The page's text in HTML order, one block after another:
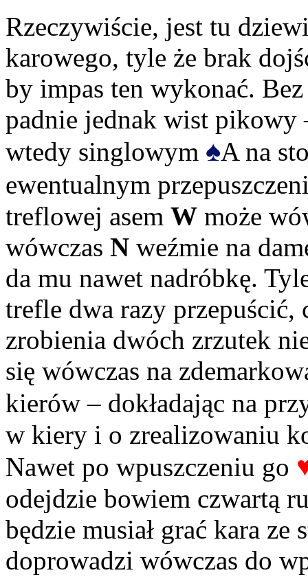
Rzeczywiście, jest tu
karowego, tyle że brak
by impas ten wykonać.
padnie jednak wist pikowy
wtedy singlowym ♠A na
ewentualnym
treflowej asem W może
wówczas N weźmie na
da mu nawet nadróbkę.
trefle dwa razy
zrobienia dwóch zrzutek
się wówczas na
kierów – dokładając na
w kiery i o zrealizowaniu
Nawet po wpuszczeniu go
odejdzie bowiem czwartą
będzie musiał grać kara ze
doprowadzi wówczas do